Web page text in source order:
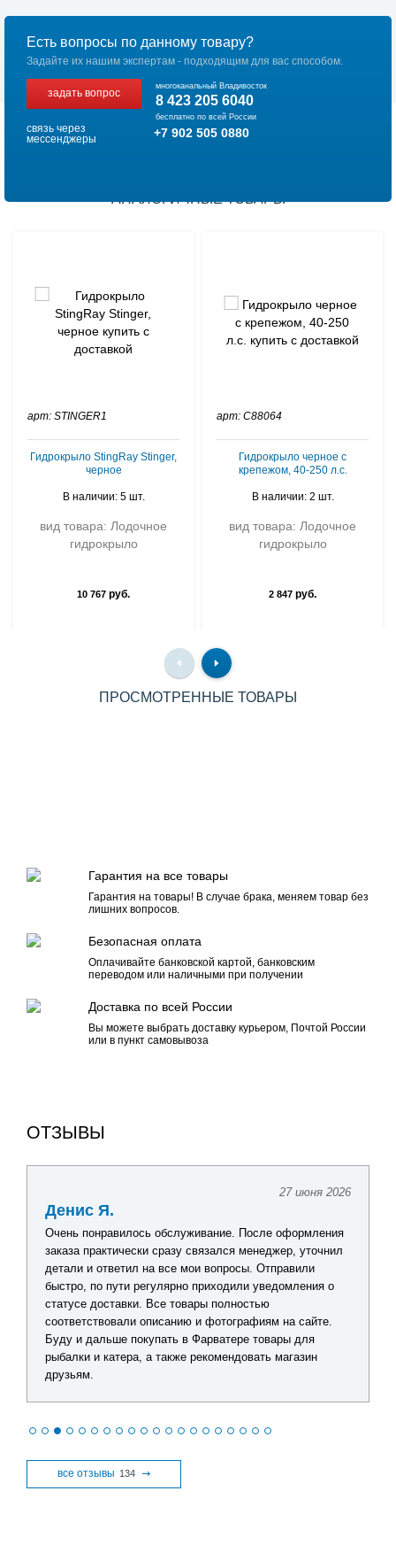
Есть вопросы по данному товару?
Задайте их нашим экспертам - подходящим для вас способом.
задать вопрос
многоканальный Владивосток
8 423 205 6040
бесплатно по всей России
связь через
мессенджеры
+7 902 505 0880
АНАЛОГИЧНЫЕ ТОВАРЫ
арт: STINGER1
Гидрокрыло StingRay Stinger,
черное
В наличии: 5 шт.
вид товара: Лодочное
гидрокрыло
10 767 руб.
арт: C88064
Гидрокрыло черное с
крепежом, 40-250 л.с.
В наличии: 2 шт.
вид товара: Лодочное
гидрокрыло
2 847 руб.
ПРОСМОТРЕННЫЕ ТОВАРЫ
Гарантия на все товары
Гарантия на товары! В случае брака, меняем товар без
лишних вопросов.
Безопасная оплата
Оплачивайте банковской картой, банковским
переводом или наличными при получении
Доставка по всей России
Вы можете выбрать доставку курьером, Почтой России
или в пункт самовывоза
ОТЗЫВЫ
27 июня 2026
Денис Я.
Очень понравилось обслуживание. После оформления
заказа практически сразу связался менеджер, уточнил
детали и ответил на все мои вопросы. Отправили
быстро, по пути регулярно приходили уведомления о
статусе доставки. Все товары полностью
соответствовали описанию и фотографиям на сайте.
Буду и дальше покупать в Фарватере товары для
рыбалки и катера, а также рекомендовать магазин
друзьям.
все отзывы 134